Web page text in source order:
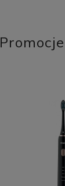
Promocje